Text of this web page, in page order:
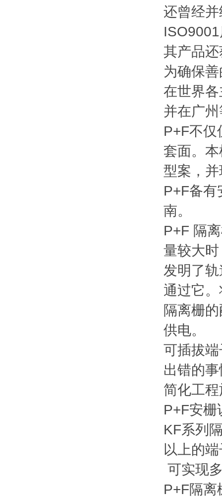
还曾经
其产品
为确保
在世界
并在广
P+F不仅
套面。
型案，
P+F备有
南。
P+F 隔
量较大
发明了
通过它
隔离栅
供电。
可插拔
出错的
简化工
P+F安栅
KF系列
以上的
可实现
P+F隔离